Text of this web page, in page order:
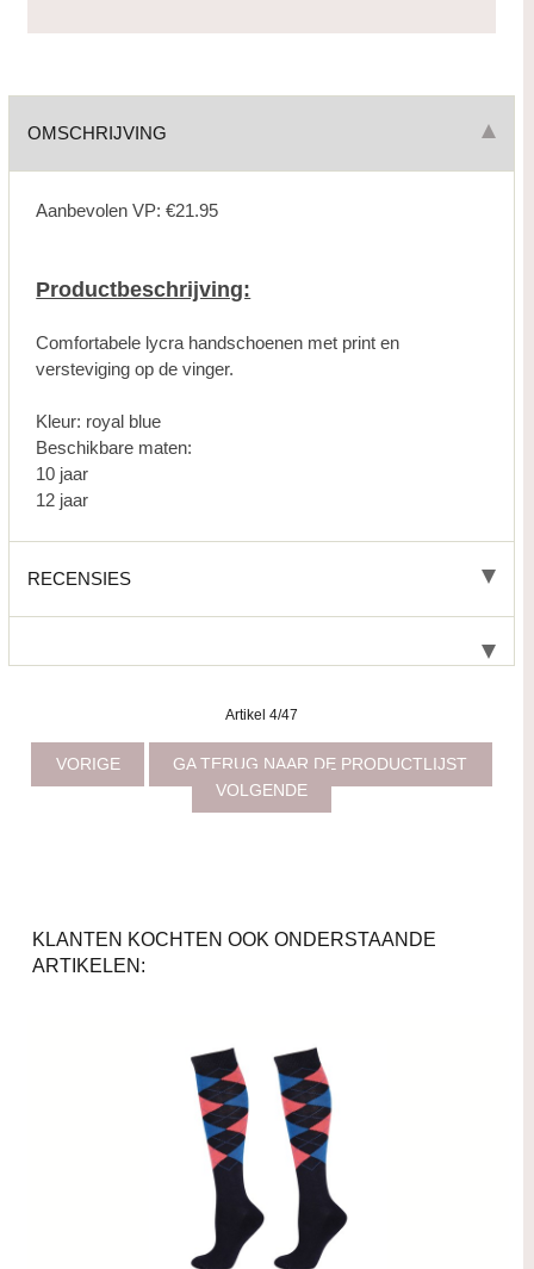
OMSCHRIJVING
Aanbevolen VP: €21.95
Productbeschrijving:
Comfortabele lycra handschoenen met print en
versteviging op de vinger.
Kleur: royal blue
Beschikbare maten:
10 jaar
12 jaar
RECENSIES
Artikel 4/47
VORIGE
GA TERUG NAAR DE PRODUCTLIJST
VOLGENDE
KLANTEN KOCHTEN OOK ONDERSTAANDE
ARTIKELEN: